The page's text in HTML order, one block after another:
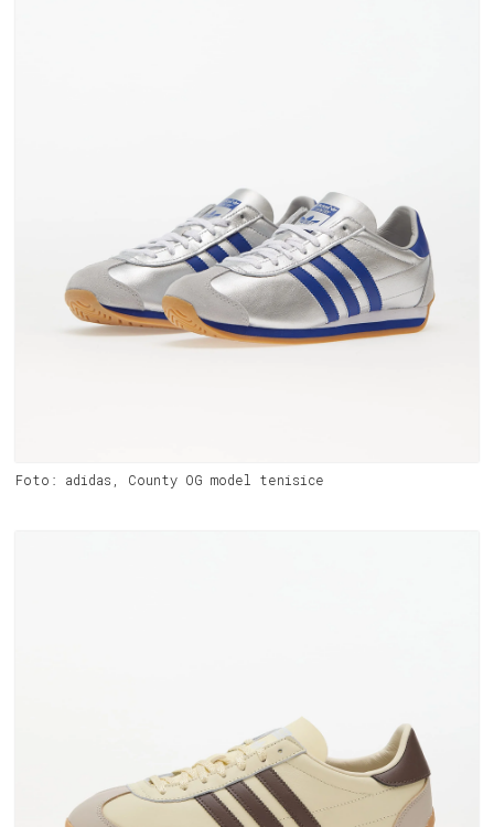
Foto: adidas, County OG model tenisice